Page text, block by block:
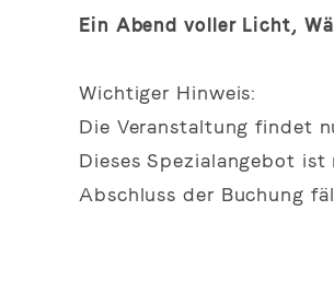
Ein Abend voller Licht,
Wichtiger Hinweis:
Die Veranstaltung findet
Dieses Spezialangebot
Abschluss der Buchung